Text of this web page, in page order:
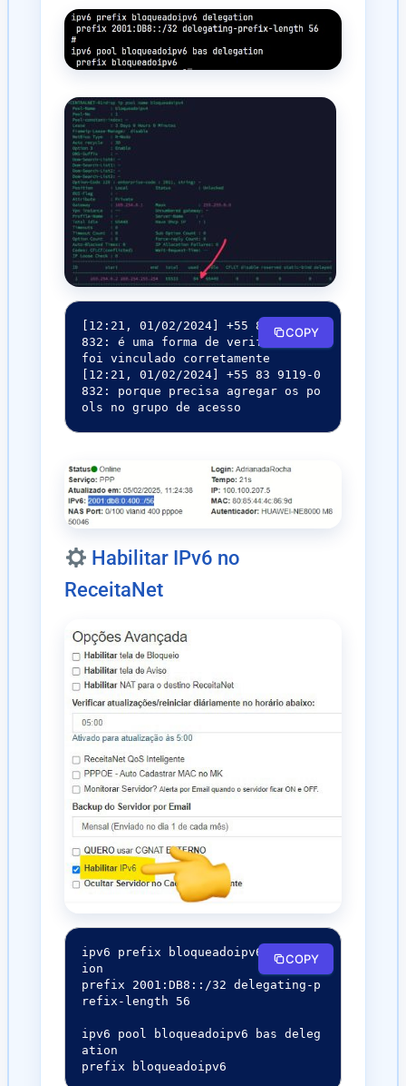
[12:21, 01/02/2024] +55 83 9119-0
832: é uma forma de verificar se
foi vinculado corretamente
[12:21, 01/02/2024] +55 83 9119-0
832: porque precisa agregar os po
ols no grupo de acesso
COPY
Habilitar IPv6 no
ReceitaNet
ipv6 prefix bloqueadoipv6 delegat
ion
prefix 2001:DB8::/32 delegating-p
refix-length 56
ipv6 pool bloqueadoipv6 bas deleg
ation
prefix bloqueadoipv6
COPY